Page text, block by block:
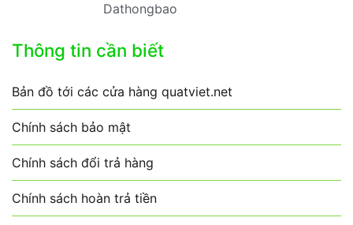
Dathongbao
Thông tin cần biết
Bản đồ tới các cửa hàng quatviet.net
Chính sách bảo mật
Chính sách đổi trả hàng
Chính sách hoàn trả tiền